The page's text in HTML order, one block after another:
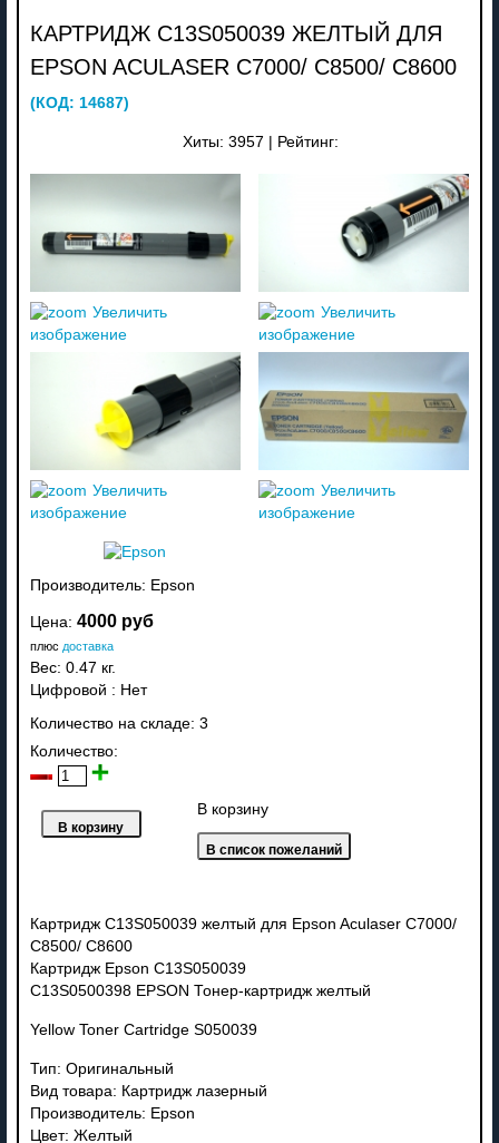
КАРТРИДЖ C13S050039 ЖЕЛТЫЙ ДЛЯ
EPSON ACULASER C7000/ C8500/ C8600
(КОД: 14687)
Хиты: 3957 Рейтинг:
Увеличить
изображение
Увеличить
изображение
Увеличить
изображение
Увеличить
изображение
Производитель: Epson
Цена: 4000 руб
плюс доставка
Вес: 0.47 кг.
Цифровой : Нет
Количество на складе: 3
Количество:
В корзину
Картридж C13S050039 желтый для Epson Aculaser C7000/
C8500/ C8600
Картридж Epson C13S050039
C13S0500398 EPSON Тонер-картридж желтый
Yellow Toner Cartridge S050039
Тип: Оригинальный
Вид товара: Картридж лазерный
Производитель: Epson
Цвет: Желтый